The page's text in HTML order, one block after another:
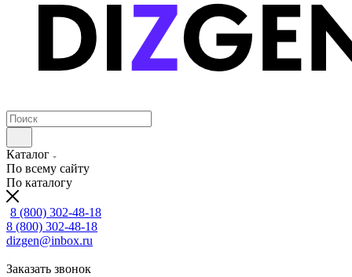
Каталог
По всему сайту
По каталогу
8 (800) 302-48-18
8 (800) 302-48-18
dizgen@inbox.ru
Заказать звонок